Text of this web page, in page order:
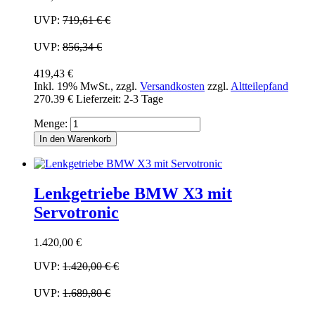
UVP: 719,61 €€
UVP: 856,34 €
419,43 €
Inkl. 19% MwSt., zzgl. Versandkosten zzgl. Altteilepfand
270.39 € Lieferzeit: 2-3 Tage
Menge:
In den Warenkorb
Lenkgetriebe BMW X3 mit
Servotronic
1.420,00 €
UVP: 1.420,00 €€
UVP: 1.689,80 €